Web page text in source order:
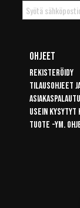
Tilaa
uutiskirje
Ohjeet
Rekisteröidy
Tilausohjeet
Usein kysytyt
Tuote -ym.